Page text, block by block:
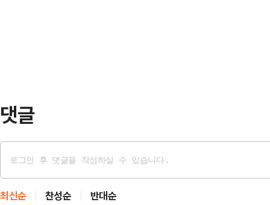
댓글
최신순 찬성순 반대순